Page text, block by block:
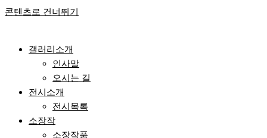
콘텐츠로 건너뛰기
갤러리소개
인사말
오시는 길
전시소개
전시목록
소장작
소장작품